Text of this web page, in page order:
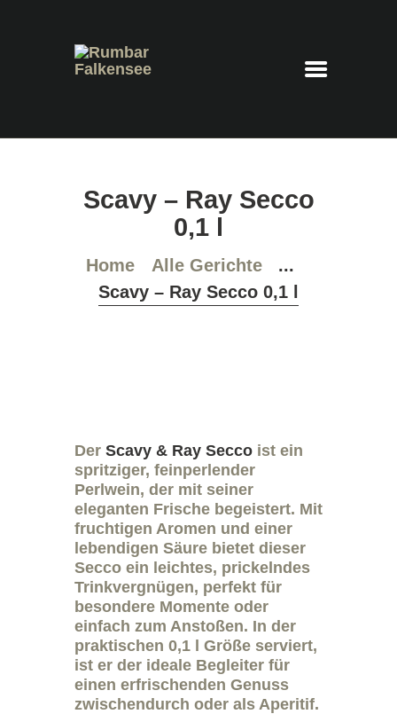
Scavy – Ray Secco
0,1 l
Home Alle Gerichte
...
Scavy – Ray Secco 0,1 l
Rumbar Falkensee
COCKTAILKARTE
PLATZRESERVIERUNG
DATENSCHUTZ
Der Scavy & Ray Secco ist ein
spritziger, feinperlender
Perlwein, der mit seiner
eleganten Frische begeistert. Mit
fruchtigen Aromen und einer
lebendigen Säure bietet dieser
Secco ein leichtes, prickelndes
Trinkvergnügen, perfekt für
besondere Momente oder
einfach zum Anstoßen. In der
praktischen 0,1 l Größe serviert,
ist er der ideale Begleiter für
einen erfrischenden Genuss
zwischendurch oder als Aperitif.